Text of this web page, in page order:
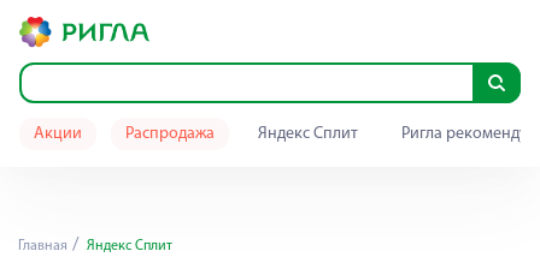
Акции Распродажа Яндекс Сплит Ригла
Главная Яндекс Сплит